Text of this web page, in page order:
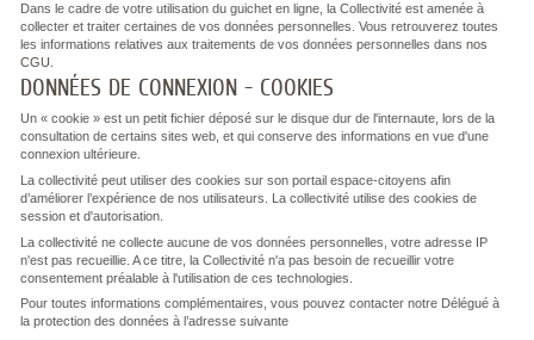
Dans le cadre de votre utilisation du guichet en ligne, la Collectivité est amenée à
collecter et traiter certaines de vos données personnelles. Vous retrouverez toutes
les informations relatives aux traitements de vos données personnelles dans nos
CGU
DONNÉES DE CONNEXION - COOKIES
Un « cookie » est un petit fichier déposé sur le disque dur de l'internaute, lors de la
consultation de certains sites web, et qui conserve des informations en vue d'une
connexion ultérieure.
La collectivité peut utiliser des cookies sur son portail espace-citoyens afin
d’améliorer l’expérience de nos utilisateurs. La collectivité utilise des cookies de
session et d'autorisation.
La collectivité ne collecte aucune de vos données personnelles, votre adresse IP
n'est pas recueillie. A ce titre, la Collectivité n'a pas besoin de recueillir votre
consentement préalable à l'utilisation de ces technologies.
Pour toutes informations complémentaires, vous pouvez contacter notre Délégué à
la protection des données à l’adresse suivante